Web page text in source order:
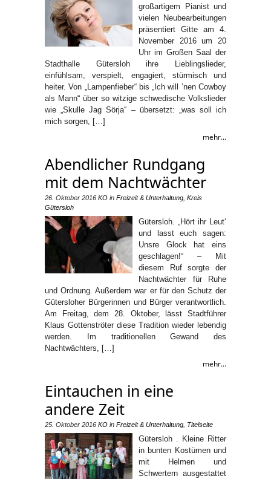
großartigem Pianist und
vielen Neubearbeitungen
präsentiert Gitte am 4.
November 2016 um 20
Uhr im Großen Saal der
Stadthalle Gütersloh ihre Lieblingslieder,
einfühlsam, verspielt, engagiert, stürmisch und
heiter. Von „Lampenfieber“ bis „Ich will ’nen Cowboy
als Mann“ über so witzige schwedische Volkslieder
wie „Skulle Jag Sörja“ – übersetzt: „was soll ich
mich sorgen, […]
mehr...
Abendlicher Rundgang
mit dem Nachtwächter
26. Oktober 2016 KO in Freizeit & Unterhaltung Kreis
Gütersloh
Gütersloh. „Hört ihr Leut‘
und lasst euch sagen:
Unsre Glock hat eins
geschlagen!“ – Mit
diesem Ruf sorgte der
Nachtwächter für Ruhe
und Ordnung. Außerdem war er für den Schutz der
Gütersloher Bürgerinnen und Bürger verantwortlich.
Am Freitag, dem 28. Oktober, lässt Stadtführer
Klaus Gottenströter diese Tradition wieder lebendig
werden. Im traditionellen Gewand des
Nachtwächters, […]
mehr...
Eintauchen in eine
andere Zeit
25. Oktober 2016 KO in Freizeit & Unterhaltung Titelseite
Gütersloh . Kleine Ritter
in bunten Kostümen und
mit Helmen und
Schwertern ausgestattet